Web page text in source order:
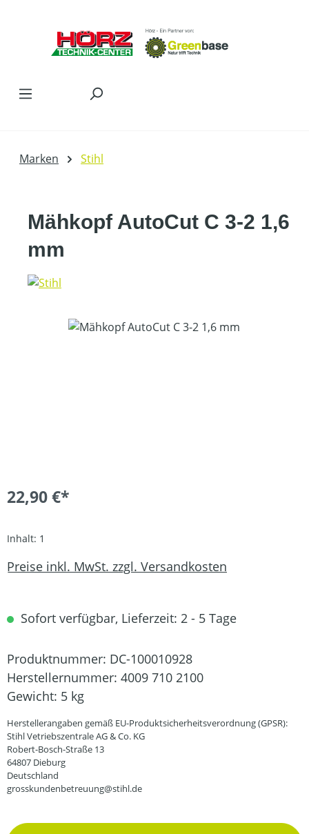
Marken Stihl
Mähkopf AutoCut C 3-2 1,6
mm
Bildergalerie überspringen
22,90 €*
Inhalt: 1
Preise inkl. MwSt. zzgl. Versandkosten
Sofort verfügbar, Lieferzeit: 2 - 5 Tage
Produktnummer: DC-100010928
Herstellernummer: 4009 710 2100
Gewicht: 5 kg
Herstellerangaben gemäß EU-Produktsicherheitsverordnung (GPSR):
Stihl Vetriebszentrale AG & Co. KG
Robert-Bosch-Straße 13
64807 Dieburg
Deutschland
grosskundenbetreuung@stihl.de